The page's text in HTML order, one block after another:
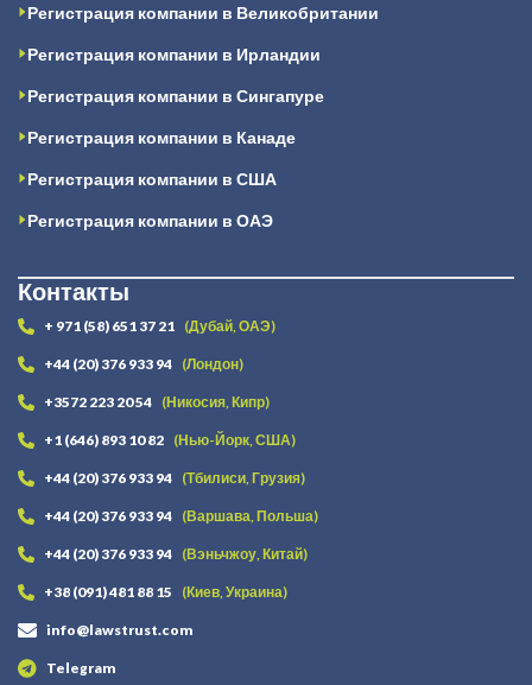
Регистрация компании в Великобритании
Регистрация компании в Ирландии
Регистрация компании в Сингапуре
Регистрация компании в Канаде
Регистрация компании в США
Регистрация компании в ОАЭ
Контакты
+ 971 (58) 651 37 21 (Дубай, ОАЭ)
+44 (20) 376 933 94 (Лондон)
+3572 223 20 54 (Никосия, Кипр)
+1 (646) 893 10 82 (Нью-Йорк, США)
+44 (20) 376 933 94 (Тбилиси, Грузия)
+44 (20) 376 933 94 (Варшава, Польша)
+44 (20) 376 933 94 (Вэньчжоу, Китай)
+38 (091) 481 88 15 (Киев, Украина)
info@lawstrust.com
Telegram